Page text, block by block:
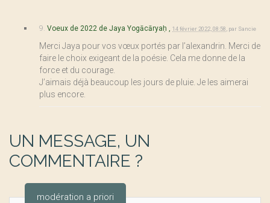
9. Voeux de 2022 de Jaya Yogācāryaḥ , 14 février 2022, 08:58 par Sancie
Merci Jaya pour vos vœux portés par l’alexandrin. Merci de
faire le choix exigeant de la poésie. Cela me donne de la
force et du courage.
J’aimais déjà beaucoup les jours de pluie. Je les aimerai
plus encore.
UN MESSAGE, UN
COMMENTAIRE ?
modération a priori